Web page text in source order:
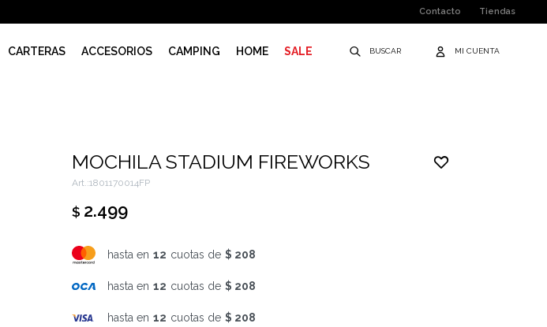
CARTERAS ACCESORIOS CAMPING HOME SALE
Contacto Tiendas
MOCHILA STADIUM FIREWORKS
1801170014FP
$ 2.499
hasta en 12 cuotas de $ 208
hasta en 12 cuotas de $ 208
hasta en 12 cuotas de $ 208